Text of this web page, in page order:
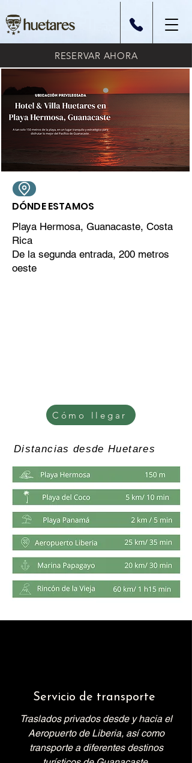
RESERVAR AHORA
DÓNDE ESTAMOS
Playa Hermosa, Guanacaste, Costa
Rica
De la segunda entrada, 200 metros
oeste
Cómo llegar
Distancias desde Huetares
Servicio de transporte
Traslados privados desde y hacia el
Aeropuerto de Liberia, así como
transporte a diferentes destinos